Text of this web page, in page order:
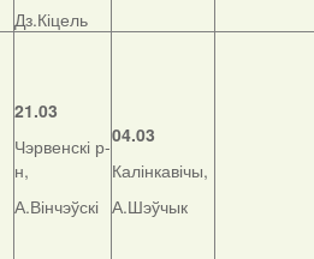
Дз.Кіцель
21.03
Чэрвенскі р-
н,
А.Вінчэўскі
04.03
Калінкавічы,
А.Шэўчык